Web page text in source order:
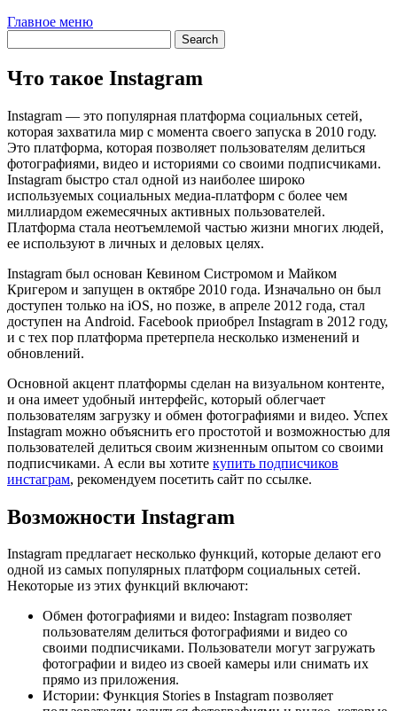
Главное меню
Что такое Instagram
Instagram — это популярная платформа социальных сетей,
которая захватила мир с момента своего запуска в 2010 году.
Это платформа, которая позволяет пользователям делиться
фотографиями, видео и историями со своими подписчиками.
Instagram быстро стал одной из наиболее широко
используемых социальных медиа-платформ с более чем
миллиардом ежемесячных активных пользователей.
Платформа стала неотъемлемой частью жизни многих людей,
ее используют в личных и деловых целях.
Instagram был основан Кевином Систромом и Майком
Кригером и запущен в октябре 2010 года. Изначально он был
доступен только на iOS, но позже, в апреле 2012 года, стал
доступен на Android. Facebook приобрел Instagram в 2012 году,
и с тех пор платформа претерпела несколько изменений и
обновлений.
Основной акцент платформы сделан на визуальном контенте,
и она имеет удобный интерфейс, который облегчает
пользователям загрузку и обмен фотографиями и видео. Успех
Instagram можно объяснить его простотой и возможностью для
пользователей делиться своим жизненным опытом со своими
подписчиками. А если вы хотите купить подписчиков
инстаграм, рекомендуем посетить сайт по ссылке.
Возможности Instagram
Instagram предлагает несколько функций, которые делают его
одной из самых популярных платформ социальных сетей.
Некоторые из этих функций включают:
Обмен фотографиями и видео: Instagram позволяет
пользователям делиться фотографиями и видео со
своими подписчиками. Пользователи могут загружать
фотографии и видео из своей камеры или снимать их
прямо из приложения.
Истории: Функция Stories в Instagram позволяет